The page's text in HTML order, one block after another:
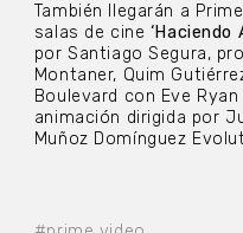
También llegarán a
salas de cine ‘Haciendo
por Santiago Segura,
Montaner, Quim
Boulevard con Eve
animación dirigida por
Muñoz Domínguez